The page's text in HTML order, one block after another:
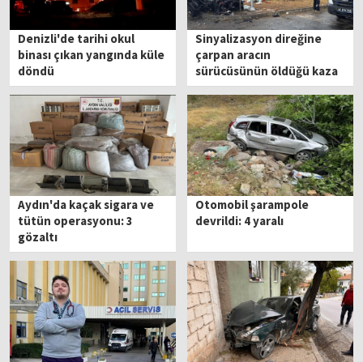
Denizli'de tarihi okul
binası çıkan yangında küle
döndü
Sinyalizasyon direğine
çarpan aracın
sürücüsünün öldüğü kaza
kamerada
Aydın'da kaçak sigara ve
tütün operasyonu: 3
gözaltı
Otomobil şarampole
devrildi: 4 yaralı